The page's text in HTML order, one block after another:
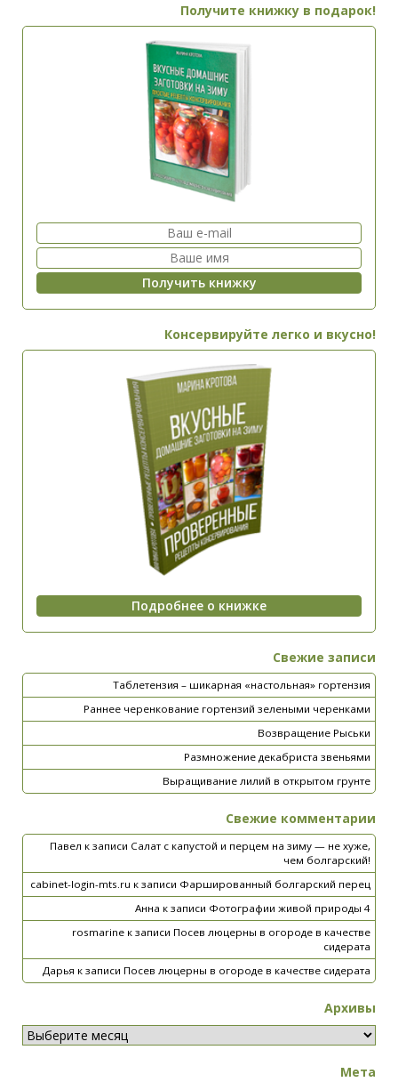
Получите книжку в подарок!
Консервируйте легко и вкусно!
Свежие записи
Таблетензия – шикарная «настольная» гортензия
Раннее черенкование гортензий зелеными черенками
Возвращение Рыськи
Размножение декабриста звеньями
Выращивание лилий в открытом грунте
Свежие комментарии
Павел к записи Салат с капустой и перцем на зиму — не хуже,
чем болгарский!
cabinet-login-mts.ru к записи Фаршированный болгарский перец
Анна к записи Фотографии живой природы 4
rosmarine к записи Посев люцерны в огороде в качестве
сидерата
Дарья к записи Посев люцерны в огороде в качестве сидерата
Архивы
Мета